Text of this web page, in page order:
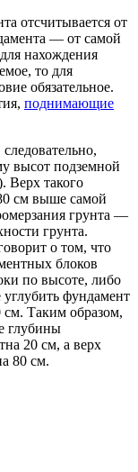
отсчитывается от
— от самой
нахождения
то для
обязательное.
поднимающие
высот подземной
Верх такого
см выше самой
грунта —
грунта.
о том, что
блоков
по высоте, либо
фундамент
Таким образом,
глубины
20 см, а верх
80 см.